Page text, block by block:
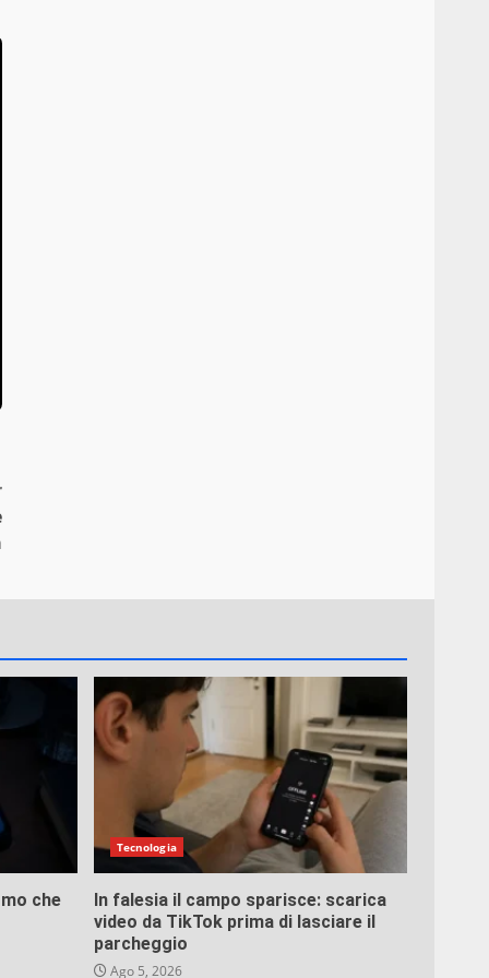
che
Tecnologia
In falesia il campo sparisce: scarica
video da TikTok prima di lasciare il
parcheggio
Ago 5, 2026